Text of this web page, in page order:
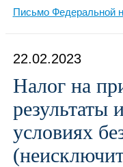
Письмо Федеральной
22.02.2023
Налог на
результаты
условиях